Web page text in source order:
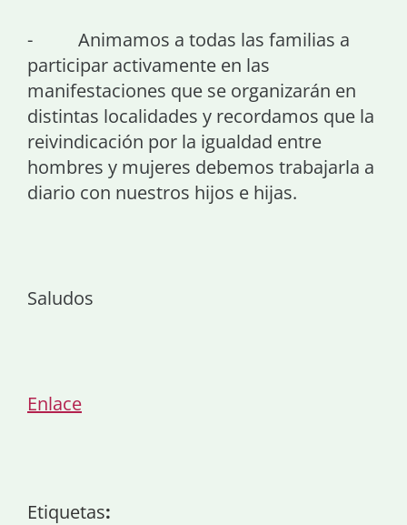
- Animamos a todas las familias a
participar activamente en las
manifestaciones que se organizarán en
distintas localidades y recordamos que la
reivindicación por la igualdad entre
hombres y mujeres debemos trabajarla a
diario con nuestros hijos e hijas.
Saludos
Enlace
Etiquetas: